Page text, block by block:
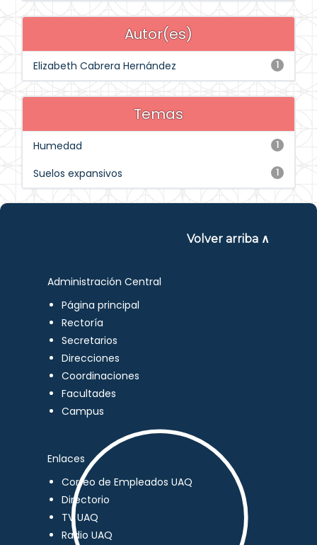
Autor(es)
1
Elizabeth Cabrera Hernández
Temas
1
Humedad
1
Suelos expansivos
Volver arriba ∧
Administración Central
Página principal
Rectoría
Secretarios
Direcciones
Coordinaciones
Facultades
Campus
Enlaces
Correo de Empleados UAQ
Directorio
TV UAQ
Radio UAQ